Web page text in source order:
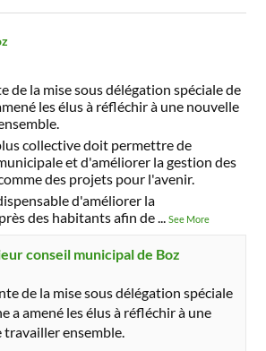
de la mise sous délégation spéciale de
les élus à réfléchir à une nouvelle
collective doit permettre de
et d'améliorer la gestion des
des projets pour l'avenir.
d'améliorer la
des habitants afin de
...See More
conseil municipal de Boz
de la mise sous délégation spéciale
a amené les élus à réfléchir à une
ensemble.